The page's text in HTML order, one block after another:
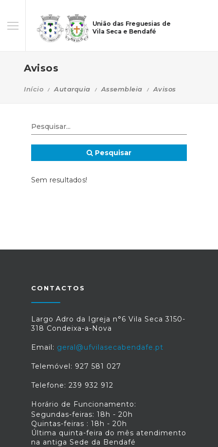
União das Freguesias de
Vila Seca e Bendafé
Avisos
Início Autarquia Assembleia Avisos
Pesquisar
Sem resultados!
CONTACTOS
Largo Adro da Igreja n°6 Vila Seca 3150-
318 Condeixa-a-Nova
Email: geral@ufvilasecabendafe.pt
Telemóvel: 927 581 027
Telefone: 239 932 912
Horário de Funcionamento:
Segundas-feiras: 18h - 20h
Quintas-feiras : 18h - 20h
Última quinta-feira do mês atendimento
na antiga Sede da Bendafé